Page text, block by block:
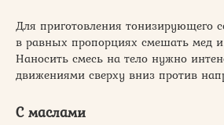
Для приготовления тонизирующего
в равных пропорциях смешать мед
Наносить смесь на тело нужно
движениями сверху вниз против
С маслами